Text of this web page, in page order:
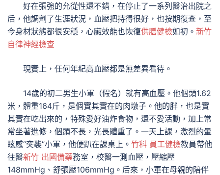
好在張強的允從性還不錯，在停止了一系列醫治出院之
后，他調劑了生涯狀況，血壓把持得很好，也按期復查，至
今身材狀態都很安穩，心臟效能也恢復供膳健檢如初。 新竹
自律神經檢查
現實上，任何年紀高血壓都是無差異看待。
14歲的初二男生小軍（假名）就有高血壓。他個頭1.62
米，體重164斤，是個實其實在的肉墩子。他的胖，也是實
其實在吃出來的，特殊愛好油炸食物，還不愛活動，加上常
常坐著進修，個頭不長，光長體重了。一天上課，激烈的暈
眩感“突襲”小軍，他便趴在課桌上。 竹科 員工健檢教員帶他
往醫新竹 出國備藥務室，校醫一測血壓，壓縮壓
148mmHg、舒張壓106mmHg。后來，小軍在母親的陪伴